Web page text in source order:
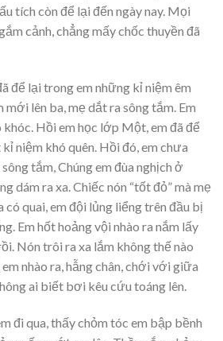
tích còn để lại đến ngày nay. Mọi
cảnh, chẳng mấy chốc thuyền đã
để lại trong em những kỉ niệm êm
mới lên ba, mẹ dắt ra sông tắm. Em
khóc. Hồi em học lớp Một, em đã để
niệm khó quên. Hồi đó, em chưa
tắm, Chúng em đùa nghịch ở
dám ra xa. Chiếc nón “tốt đỏ” mà mẹ
có quai, em đội lủng liểng trên đầu bị
Em hốt hoảng vội nhào ra nắm lấy
Nón trôi ra xa lắm không thế nào
nhào ra, hẫng chân, chới với giữa
ai biết bơi kêu cứu toáng lên.
đi qua, thấy chỏm tóc em bập bềnh